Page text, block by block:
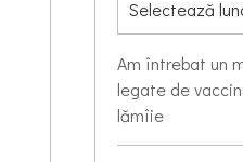
Am întrebat un
legate de
lămîie